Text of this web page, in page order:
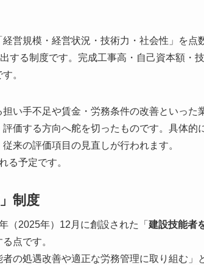
営規模・経営状況・技術力・社会性」を点
する制度です。完成工事高・自己資本額・
。
い手不足や賃金・労務条件の改善といった
価する方向へ舵を切ったものです。具体的
来の評価項目の見直しが行われます。
る予定です。
制度
2025年）12月に創設された「 建設技能者
点です。
の処遇改善や適正な労務管理に取り組む」